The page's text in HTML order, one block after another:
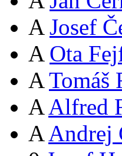
A Josef
A Ota
A Tomáš
A Alfred
A Andrej